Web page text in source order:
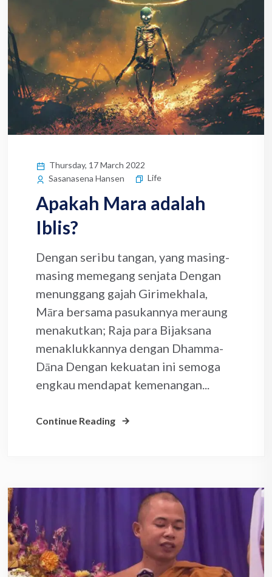
Thursday, 17 March 2022
Sasanasena Hansen
Life
Apakah Mara adalah
Iblis?
Dengan seribu tangan, yang masing-
masing memegang senjata Dengan
menunggang gajah Girimekhala,
Māra bersama pasukannya meraung
menakutkan; Raja para Bijaksana
menaklukkannya dengan Dhamma-
Dāna Dengan kekuatan ini semoga
engkau mendapat kemenangan...
Continue Reading